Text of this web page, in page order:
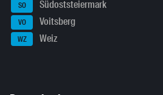
SO Südoststeiermark
VO Voitsberg
WZ Weiz